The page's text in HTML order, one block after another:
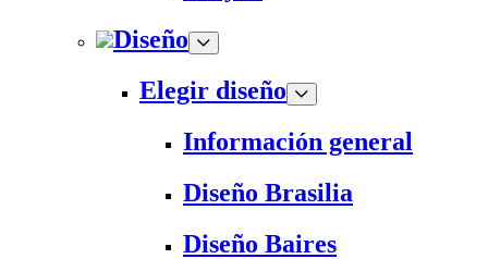
Diseño
Elegir diseño
Información general
Diseño Brasilia
Diseño Baires